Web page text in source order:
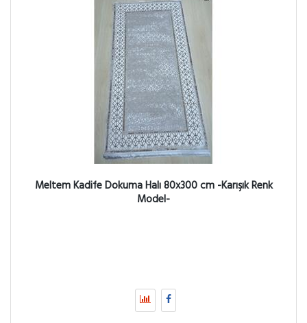
Meltem Kadife Dokuma Halı 80x300 cm -Karışık Renk
Model-